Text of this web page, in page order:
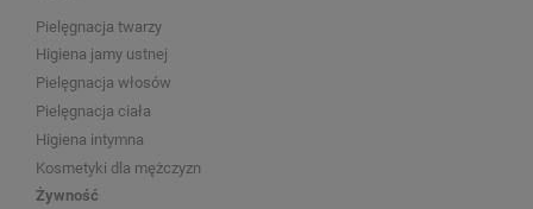
Pielęgnacja twarzy
Higiena jamy ustnej
Pielęgnacja włosów
Pielęgnacja ciała
Higiena intymna
Kosmetyki dla mężczyzn
Żywność